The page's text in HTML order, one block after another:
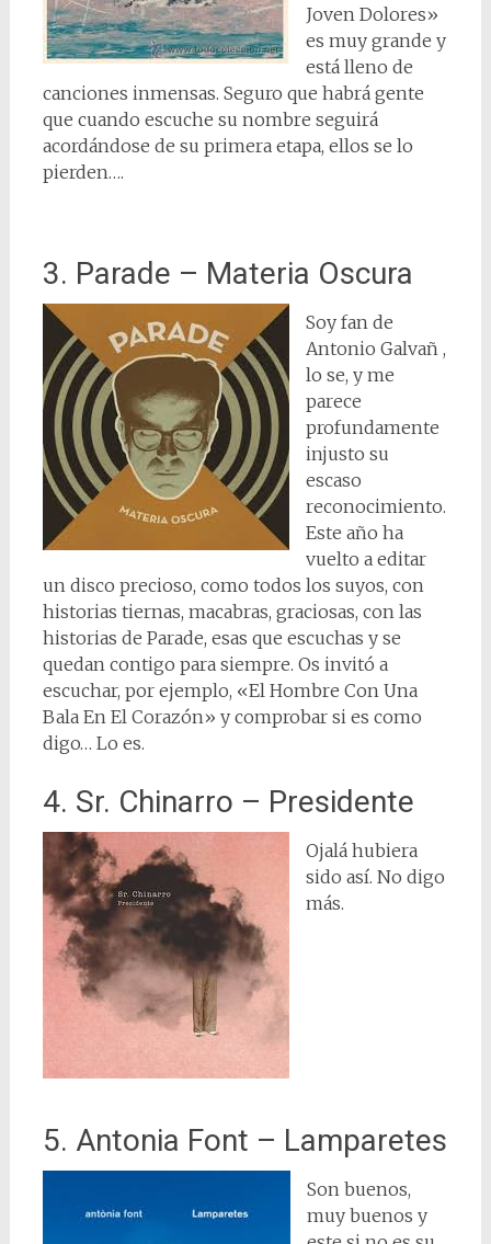
Joven Dolores»
es muy grande y
está lleno de
canciones inmensas. Seguro que habrá gente
que cuando escuche su nombre seguirá
acordándose de su primera etapa, ellos se lo
pierden….
3. Parade – Materia Oscura
Soy fan de
Antonio Galvañ ,
lo se, y me
parece
profundamente
injusto su
escaso
reconocimiento.
Este año ha
vuelto a editar
un disco precioso, como todos los suyos, con
historias tiernas, macabras, graciosas, con las
historias de Parade, esas que escuchas y se
quedan contigo para siempre. Os invitó a
escuchar, por ejemplo, «El Hombre Con Una
Bala En El Corazón» y comprobar si es como
digo… Lo es.
4. Sr. Chinarro – Presidente
Ojalá hubiera
sido así. No digo
más.
5. Antonia Font – Lamparetes
Son buenos,
muy buenos y